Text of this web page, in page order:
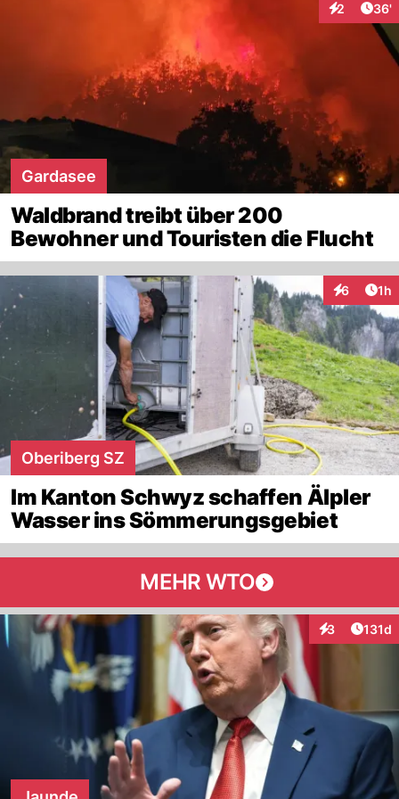
2 36'
Gardasee
Waldbrand treibt über 200
Bewohner und Touristen die Flucht
6 1h
Oberiberg SZ
Im Kanton Schwyz schaffen Älpler
Wasser ins Sömmerungsgebiet
MEHR WTO
3
Interaktionen
131d